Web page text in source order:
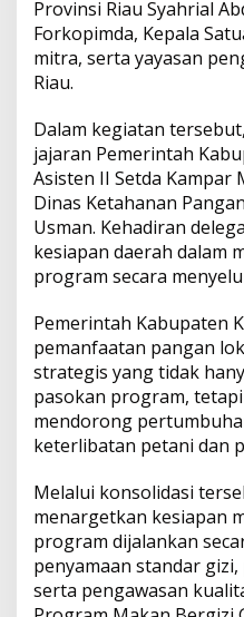
Provinsi Riau Syahrial
Forkopimda, Kepala
mitra, serta yayasan
Riau.
Dalam kegiatan
jajaran Pemerintah
Asisten II Setda Kampar
Dinas Ketahanan
Usman. Kehadiran
kesiapan daerah dalam
program secara
Pemerintah Kabupaten
pemanfaatan pangan
strategis yang tidak
pasokan program,
mendorong
keterlibatan petani dan
Melalui konsolidasi
menargetkan kesiapan
program dijalankan
penyamaan standar
serta pengawasan